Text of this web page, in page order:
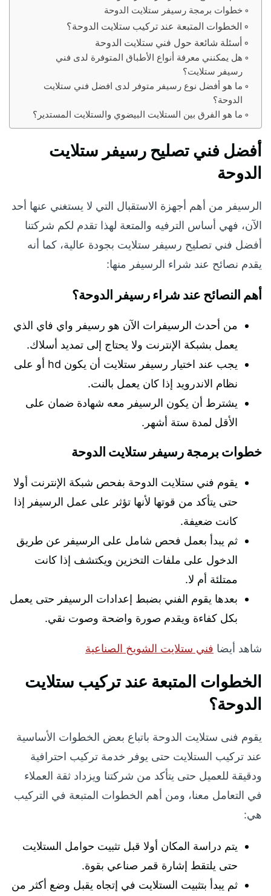
خطوات برمجة رسيفر ستلايت الدوحة
الخطوات المتبعة عند تركيب ستلايت الدوحة؟
أسئلة شائعة حول فني ستلايت الدوحة
هل يمكنني معرفة أنواع الأطباق المتوفرة لدى فني
رسيفر ستلايت؟
ما هو أفضل نوع رسيفر متوفر لدى افضل فني ستلايت
الدوحة؟
ما هو الفرق بين الستلايت البيضوي والستلايت المستدير؟
أفضل فني تصليح رسيفر ستلايت
الدوحة
الرسيفر من أهم أجهزة الاستقبال التي لا يستغني عنها أحد
الآن، فهي أساس الترفيه والمتعة لهذا تقدم لكم شركتنا
أفضل فني تصليح رسيفر ستلايت بجودة عالية، كما أنه
يقدم نصائح عند شراء الرسيفر منها:
أهم النصائح عند شراء رسيفر الدوحة؟
من أحدث الرسيفرات الآن هو رسيفر واي فاي الذي
يعمل بشبكة الإنترنت ولا يحتاج إلى تمديد أسلاك.
يجب عند اختيار رسيفر ستلايت أن يكون hd أو على
نظام الاندرويد إذا كان يعمل بالنت.
يشترط أن يكون الرسيفر معه شهادة ضمان على
الأقل لمدة ستة أشهر.
خطوات برمجة رسيفر ستلايت الدوحة
يقوم فني ستلايت الدوحة بفحص شبكة الإنترنت أولا
حتى يتأكد من قوتها لأنها تؤثر على عمل الرسيفر إذا
كانت ضعيفة.
ثم يبدأ بعمل فحص شامل على الرسيفر عن طريق
الدخول على ملفات التخزين ويكتشف إذا كانت
ممتلئة أم لا.
بعدها يقوم الفني بضبط إعدادات الرسيفر حتى يعمل
بكل كفاءة ويقدم صورة واضحة وصوت نقي.
شاهد أيضا فني ستلايت الشويخ الصناعية
الخطوات المتبعة عند تركيب ستلايت
الدوحة؟
يقوم فنى ستلايت الدوحة باتباع بعض الخطوات الأساسية
عند تركيب الستلايت حتى يوفر خدمة تركيب احترافية
ودقيقة للعميل حتى يتأكد من شركتنا ويزداد ثقة العملاء
في التعامل معنا، ومن أهم الخطوات المتبعة في التركيب
هي:
يتم دراسة المكان أولا قبل تثبيت حوامل الستلايت
حتى يلتقط إشارة قمر صناعي بقوة.
ثم يبدأ بتثبيت الستلايت في إتجاه يقبل وضع أكثر من